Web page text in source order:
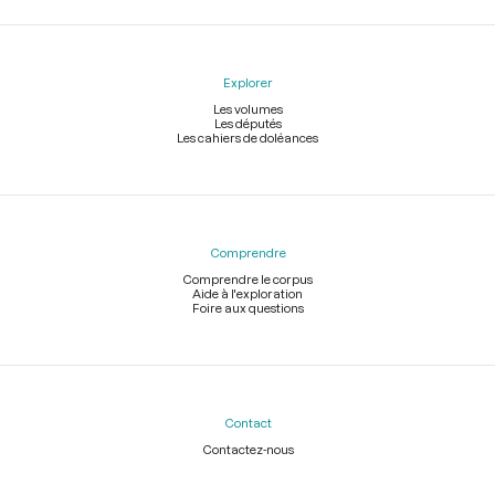
Explorer
Les volumes
Les députés
Les cahiers de doléances
Comprendre
Comprendre le corpus
Aide à l'exploration
Foire aux questions
Contact
Contactez-nous